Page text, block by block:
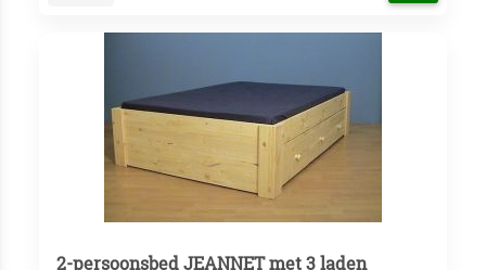
2-persoonsbed JEANNET met 3 laden